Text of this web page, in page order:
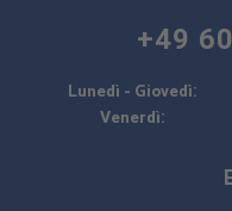
+49
Lunedì - Giovedì:
Venerdì: